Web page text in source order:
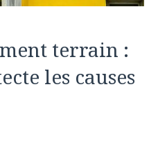
terrain :
les causes